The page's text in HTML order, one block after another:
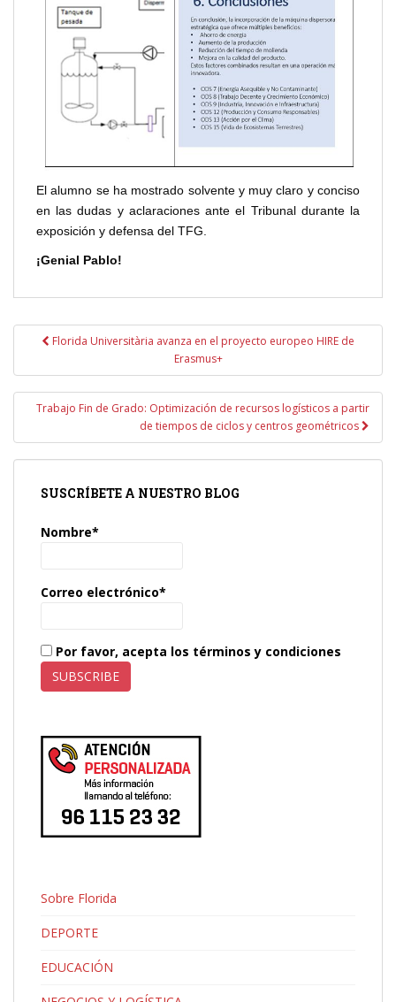
El alumno se ha mostrado solvente y muy claro y conciso
en las dudas y aclaraciones ante el Tribunal durante la
exposición y defensa del TFG.
¡Genial Pablo!
Navegación
entradas
Florida Universitària avanza en el proyecto europeo HIRE de
Erasmus+
Trabajo Fin de Grado: Optimización de recursos logísticos a partir
de tiempos de ciclos y centros geométricos
SUSCRÍBETE A NUESTRO BLOG
Nombre*
Correo electrónico*
Por favor, acepta los términos y condiciones
Sobre Florida
DEPORTE
EDUCACIÓN